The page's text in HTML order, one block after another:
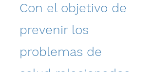
Con el objetivo de
prevenir los
problemas de